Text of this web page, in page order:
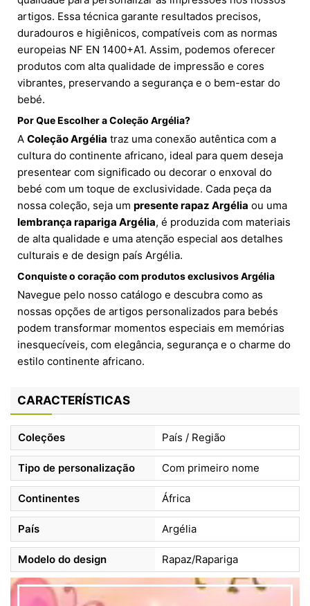
artigos. Essa técnica garante resultados precisos,
duradouros e higiênicos, compatíveis com as normas
europeias NF EN 1400+A1. Assim, podemos oferecer
produtos com alta qualidade de impressão e cores
vibrantes, preservando a segurança e o bem-estar do
bebé.
Por Que Escolher a Coleção Argélia?
A Coleção Argélia traz uma conexão autêntica com a
cultura do continente africano, ideal para quem deseja
presentear com significado ou decorar o enxoval do
bebé com um toque de exclusividade. Cada peça da
nossa coleção, seja um presente rapaz Argélia ou uma
lembrança rapariga Argélia, é produzida com materiais
de alta qualidade e uma atenção especial aos detalhes
culturais e de design país Argélia.
Conquiste o coração com produtos exclusivos Argélia
Navegue pelo nosso catálogo e descubra como as
nossas opções de artigos personalizados para bebés
podem transformar momentos especiais em memórias
inesquecíveis, com elegância, segurança e o charme do
estilo continente africano.
CARACTERÍSTICAS
Coleções País / Região
Tipo de personalização Com primeiro nome
Continentes África
País Argélia
Modelo do design Rapaz/Rapariga